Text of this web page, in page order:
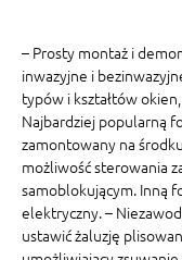
– Prosty montaż i
inwazyjne i
typów i kształtów
Najbardziej popularną
zamontowany na
możliwość sterowania
samoblokującym. Inną
elektryczny. –
ustawić żaluzję